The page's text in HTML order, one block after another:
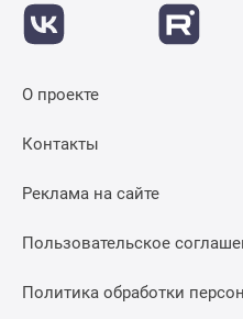
О проекте
Контакты
Реклама на сайте
Пользовательское
Политика обработки